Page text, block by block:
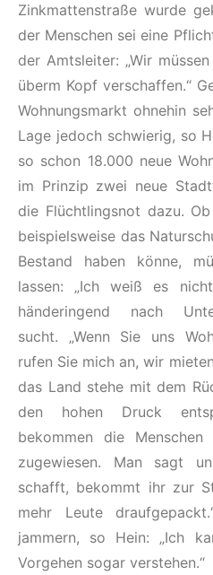
Zinkmattenstraße wurde
der Menschen sei eine
der Amtsleiter: „Wir
überm Kopf verschaffen.“
Wohnungsmarkt ohnehin
Lage jedoch schwierig, so
so schon 18.000 neue
im Prinzip zwei neue
die Flüchtlingsnot dazu.
beispielsweise das
Bestand haben könne,
lassen: „Ich weiß es
händeringend nach
sucht. „Wenn Sie uns
rufen Sie mich an, wir
das Land stehe mit dem
den hohen Druck
bekommen die
zugewiesen. Man sagt
schafft, bekommt ihr zur
mehr Leute
jammern, so Hein: „Ich
Vorgehen sogar verstehen.“